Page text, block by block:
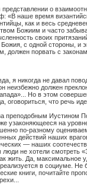
о
наше время
как и весь
Божиим и часто
своих
с одной стороны, и
порвать с
я никогда не давал
неизбежно должен
Но в этом
что речь
преподобным Иустином
узаконяющееся на
по-разному
действий наших
— наших
не хотели
жить. Да, максимальное
в социуме.
книги, почитайте